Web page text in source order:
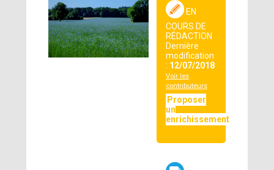
EN
COURS DE
RÉDACTION
Dernière
modification
: 12/07/2018
Voir les
contributeurs
Proposer
un
enrichissement